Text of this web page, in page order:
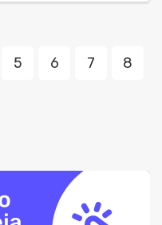
5 6 7 8